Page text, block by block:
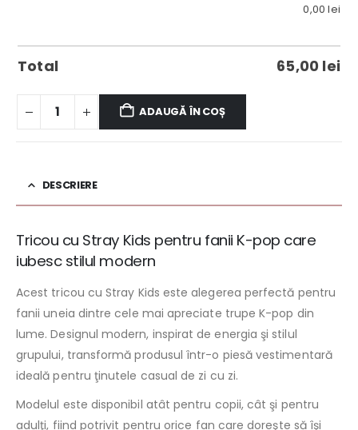
0,00lei
Total 65,00 lei
ADAUGĂ ÎN COȘ
DESCRIERE
Tricou cu Stray Kids pentru fanii K-pop care
iubesc stilul modern
Acest tricou cu Stray Kids este alegerea perfectă pentru
fanii uneia dintre cele mai apreciate trupe K-pop din
lume. Designul modern, inspirat de energia şi stilul
grupului, transformă produsul într-o piesă vestimentară
ideală pentru ţinutele casual de zi cu zi.
Modelul este disponibil atât pentru copii, cât şi pentru
adulţi, fiind potrivit pentru orice fan care doreşte să îşi